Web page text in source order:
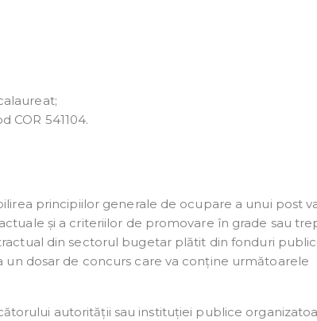
COR 541104.
principiilor generale de ocupare a unui post
și a criteriilor de promovare în grade sau
din sectorul bugetar plătit din fonduri
dosar de concurs care va conține următoarele
autorității sau instituției publice